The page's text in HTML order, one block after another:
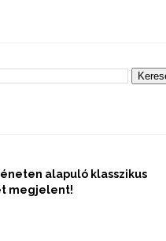
alapuló klasszikus
megjelent!